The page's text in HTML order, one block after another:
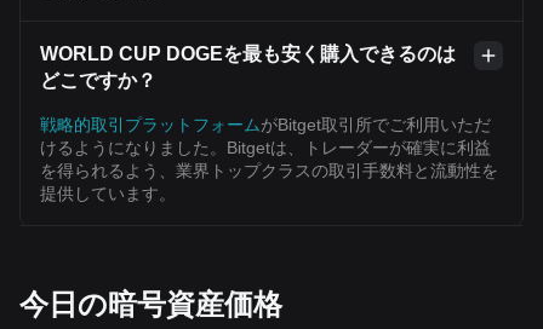
WORLD CUP DOGEを最も安く購入できるのは
どこですか？
戦略的取引プラットフォームがBitget取引所でご利用いただ
けるようになりました。Bitgetは、トレーダーが確実に利益
を得られるよう、業界トップクラスの取引手数料と流動性を
提供しています。
今日の暗号資産価格